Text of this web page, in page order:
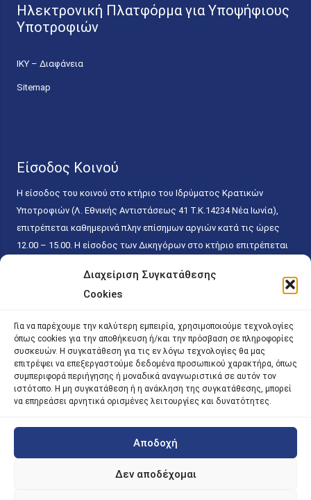
Διαχείριση Συγκατάθεσης
Cookies
Για να παρέχουμε την καλύτερη εμπειρία, χρησιμοποιούμε τεχνολογίες
όπως cookies για την αποθήκευση ή/και την πρόσβαση σε πληροφορίες
συσκευών. Η συγκατάθεση για τις εν λόγω τεχνολογίες θα μας
επιτρέψει να επεξεργαστούμε δεδομένα προσωπικού χαρακτήρα, όπως
συμπεριφορά περιήγησης ή μοναδικά αναγνωριστικά σε αυτόν τον
ιστότοπο. Η μη συγκατάθεση ή η ανάκληση της συγκατάθεσης, μπορεί
να επηρεάσει αρνητικά ορισμένες λειτουργίες και δυνατότητες.
Αποδοχή
Δεν αποδέχομαι
Ηλεκτρονική Πλατφόρμα για Υποψήφιους
Υποτροφιών
ΙΚΥ – Διαφάνεια
Sitemap
Είσοδος Κοινού
Η είσοδος του κοινού στο κτήριο του Ιδρύματος Κρατικών
Υποτροφιών (Λ. Εθνικής Αντιστάσεως 41 T.K.14234 Νέα Ιωνία),
επιτρέπεται καθημερινά πλην επίσημων αργιών κατά τις ώρες
12.00 – 15.00. Η είσοδος των Δικηγόρων στο κτήριο επιτρέπεται
κάθε εργάσιμη ημέρα και ώρα χωρίς κανέναν χρονικό ή άλλο
περιορισμό. Η είσοδος του κοινού ειδικά στο γραφείο του
15.00. Η εξυπηρέτηση του κοινού πραγματοποιείται βάσει των
παγίων ισχυουσών διατάξεων. Για την αποφυγή συνωστισμού
εντός του εσωτερικού χώρου εξυπηρέτησης και αναμονής του
κοινού, η εξυπηρέτησή του δύναται να πραγματοποιείται κατόπιν
προγραμματισμένου ραντεβού.
| iky.gr | All Rights Reserved
Designed and Developed by ACM Digital